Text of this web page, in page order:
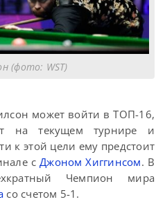
(фото: WST)
может войти в ТОП-16,
на текущем турнире и
к этой цели ему предстоит
сДжоном Хиггинсом. В
Чемпион мира
со счетом 5-1.